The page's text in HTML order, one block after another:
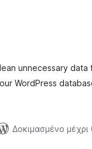
unnecessary data
WordPress
Δοκιμασμένο μέχρι